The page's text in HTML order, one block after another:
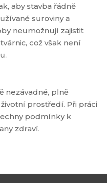
aby stavba řádně
suroviny a
neumožnují zajistit
což však není
nezávadné, plně
prostředí. Při práci
podmínky k
zdraví.